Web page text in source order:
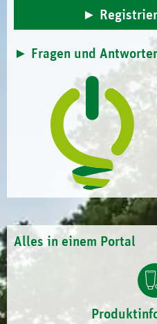
Fragen und
Alles in einem Portal